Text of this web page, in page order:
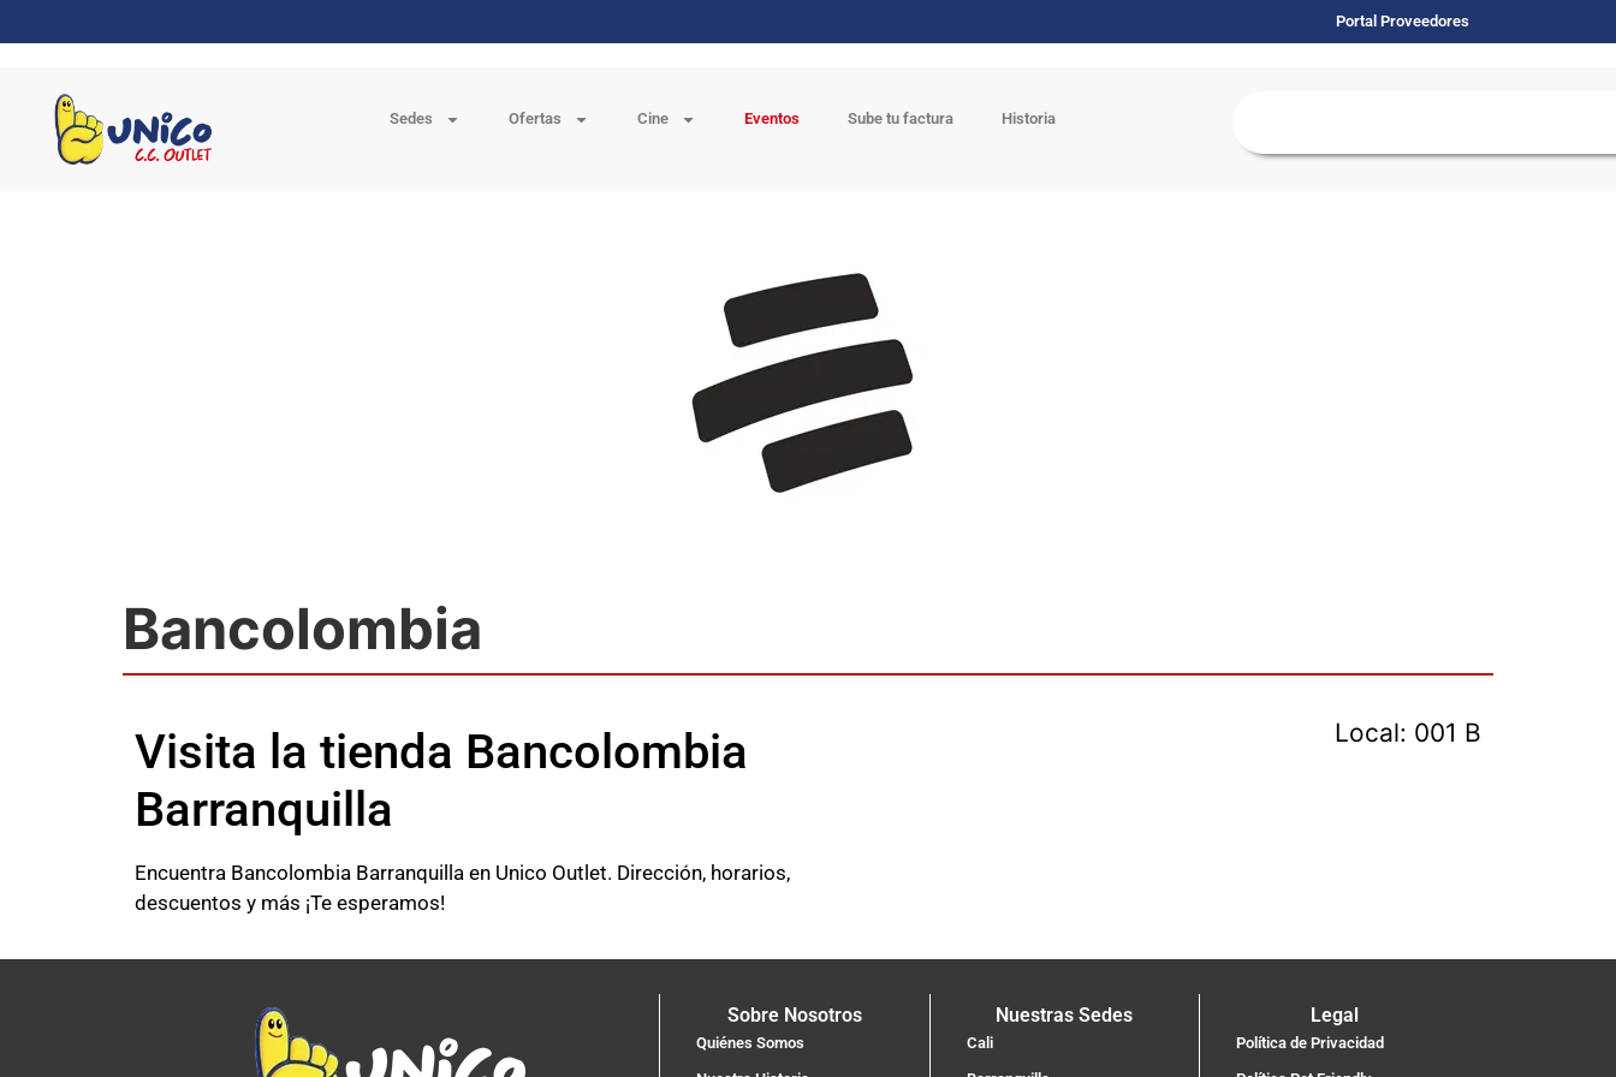
Portal Proveedores
Sedes Ofertas Cine Eventos Sube tu factura Historia
Bancolombia
Visita la tienda Bancolombia
Barranquilla
Encuentra Bancolombia Barranquilla en Unico Outlet. Dirección, horarios,
descuentos y más ¡Te esperamos!
Local: 001 B
Sobre Nosotros
Quiénes Somos
Nuestras Sedes
Cali
Legal
Política de Privacidad